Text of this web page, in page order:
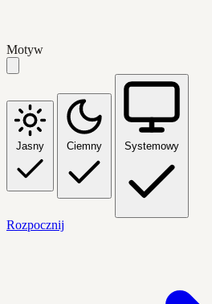
Motyw
Jasny Ciemny Systemowy
Rozpocznij